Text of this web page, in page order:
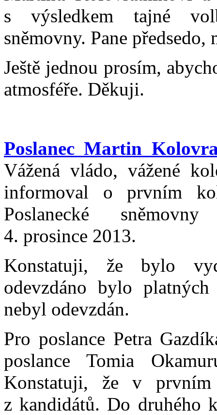
s výsledkem tajné
sněmovny. Pane předsedo,
Ještě jednou prosím,
atmosféře. Děkuji.
Poslanec Martin
Vážená vládo, vážené
informoval o prvním
Poslanecké
4. prosince 2013.
Konstatuji, že bylo
odevzdáno bylo
nebyl odevzdán.
Pro poslance Petra
poslance Tomia
Konstatuji, že v
z kandidátů. Do druhého